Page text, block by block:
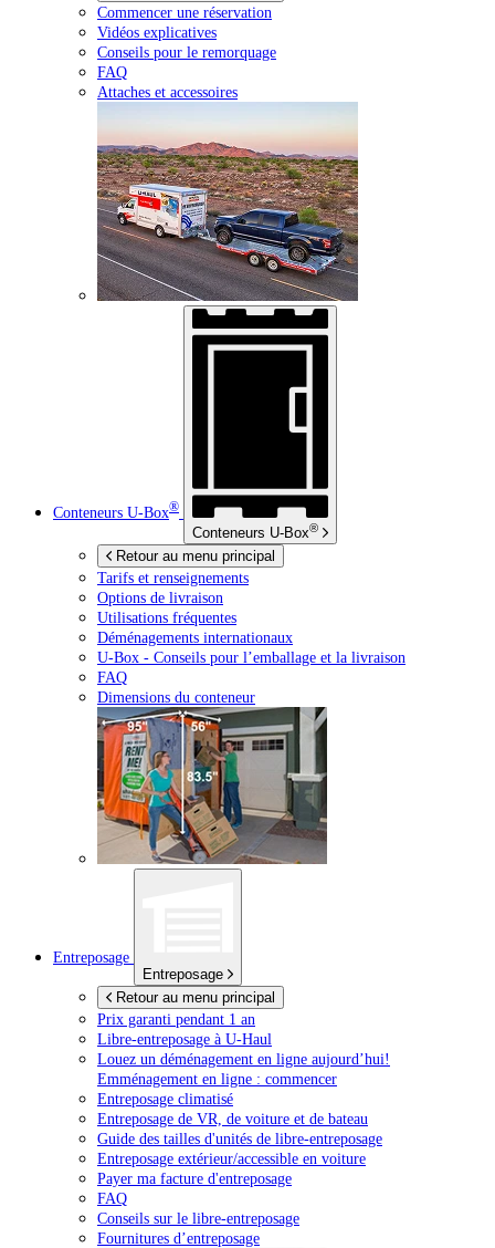
Commencer une réservation
Vidéos explicatives
Conseils pour le remorquage
FAQ
Attaches et accessoires
Conteneurs U-Box®
Conteneurs U-Box®
Retour au menu principal
Tarifs et renseignements
Options de livraison
Utilisations fréquentes
Déménagements internationaux
U-Box - Conseils pour l’emballage et la livraison
FAQ
Dimensions du conteneur
Entreposage
Entreposage
Retour au menu principal
Prix garanti pendant 1 an
Libre-entreposage à U-Haul
Louez un déménagement en ligne aujourd’hui!
Emménagement en ligne : commencer
Entreposage climatisé
Entreposage de VR, de voiture et de bateau
Guide des tailles d'unités de libre-entreposage
Entreposage extérieur/accessible en voiture
Payer ma facture d'entreposage
FAQ
Conseils sur le libre-entreposage
Fournitures d’entreposage